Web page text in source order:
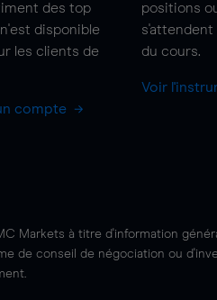
des top
disponible
les clients de
compte
positions
s'attendent
du cours.
Voir
Markets à titre d'information
de conseil de négociation ou